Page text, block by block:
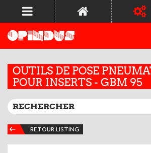
OUTILS DE POSE
POUR INSERTS - GBM 95
RETOUR LISTING